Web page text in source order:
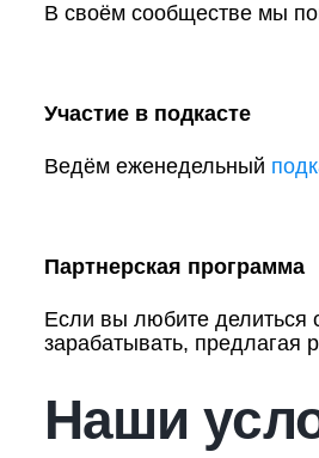
В своём сообществе мы
Участие в подкасте
Ведём еженедельный
Партнерская программа
Если вы любите делиться
зарабатывать, предлагая
Наши